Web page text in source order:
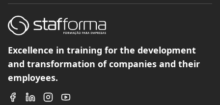
Excellence in training for the development
and transformation of companies and their
employees.